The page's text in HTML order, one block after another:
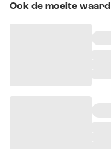
Ook de moeite waard